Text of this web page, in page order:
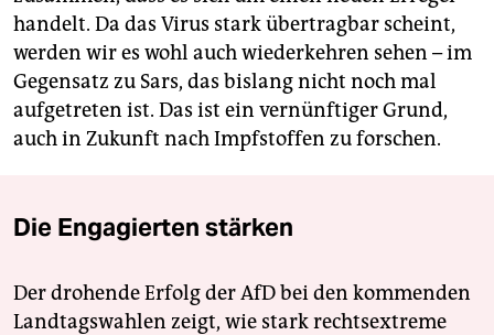
handelt. Da das Virus stark übertragbar scheint,
werden wir es wohl auch wiederkehren sehen – im
Gegensatz zu Sars, das bislang nicht noch mal
aufgetreten ist. Das ist ein vernünftiger Grund,
auch in Zukunft nach Impfstoffen zu forschen.
Die Engagierten stärken
Der drohende Erfolg der AfD bei den kommenden
Landtagswahlen zeigt, wie stark rechtsextreme